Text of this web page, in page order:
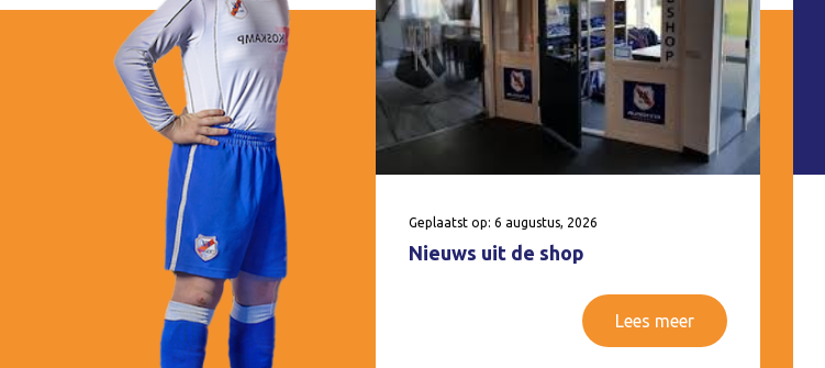
Geplaatst op: 6 augustus, 2026
Nieuws uit de shop
Lees meer